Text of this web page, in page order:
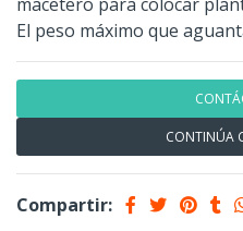
El peso máximo que
CONTINÚA
Compartir: